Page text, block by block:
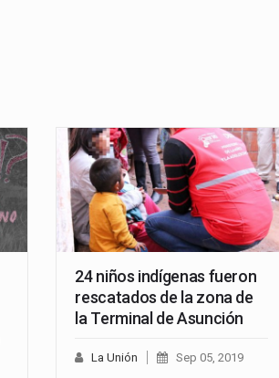
24 niños indígenas fueron
rescatados de la zona de
la Terminal de Asunción
La Unión Sep 05, 2019